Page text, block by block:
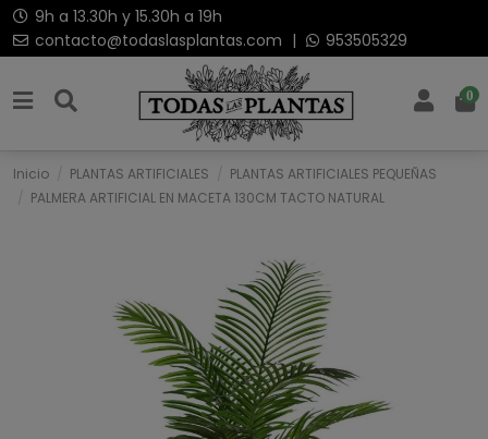
9h a 13.30h y 15.30h a 19h
contacto@todaslasplantas.com | 953505329
0
Inicio PLANTAS ARTIFICIALES
PLANTAS ARTIFICIALES PEQUEÑAS
PALMERA ARTIFICIAL EN MACETA 130CM TACTO NATURAL